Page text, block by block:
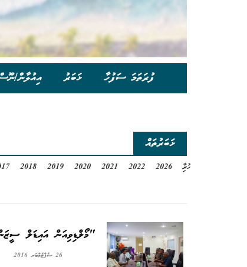
ފުރަތަމަ ސަފުހާ ޚަބަރު އިއުލާން/
ޚަބަރުތައް
ހުރިހާ 2026
2022
2021
2020
2019
2018
"މޯލްޑިވިއަން އައިޑަލް ސީޒަން 2" ގެ އޮޑިޝަން އައްޑޫސިޓީގައި ބޭއްވުމާއި ގުޅޭގޮތުން
26 ސެޕްޓެމްބަރ 2016